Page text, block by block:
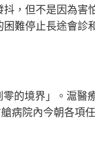
，但不是因為
難停止長途會
境界」。滬醫
病院內今朝各項